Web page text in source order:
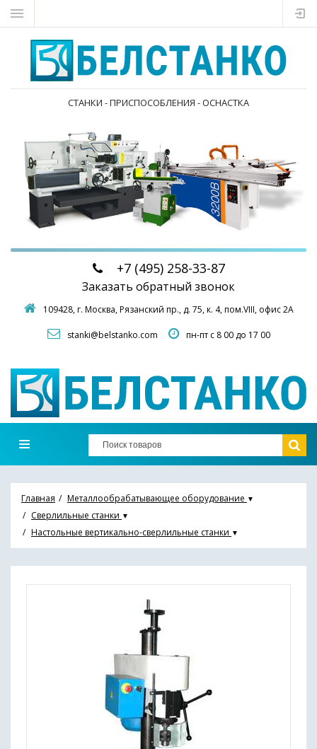
СТАНКИ - ПРИСПОСОБЛЕНИЯ - ОСНАСТКА
+7 (495)258-33-87
Заказать обратный звонок
109428, г. Москва,Рязанский пр., д. 75, к. 4, пом.VIII, офис 2А
stanki@belstanko.com пн-пт с 8 00 до 17 00
Главная Металлообрабатывающее оборудование ▼
Сверлильные станки ▼
Настольные вертикально-сверлильные станки ▼